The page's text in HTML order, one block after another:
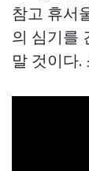
참고 휴서
의 심기를
말 것이다.